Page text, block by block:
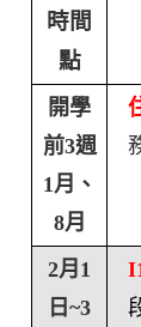
時間
點
開學
前3週
1月、
8月
2月 1
日~3